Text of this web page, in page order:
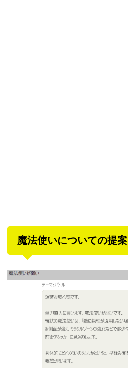
魔法使いについての提案